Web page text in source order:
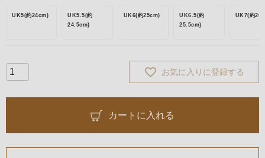
UK5(約24cm)
UK5.5(約
24.5cm)
UK6(約25cm)
UK6.5(約
25.5cm)
UK7(約
お気に入りに登録する
カートに入れる